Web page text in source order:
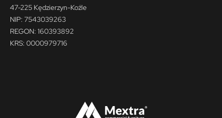
47-225 Kędzierzyn-Koźle
NIP: 7543039263
REGON: 160393892
KRS: 0000979716